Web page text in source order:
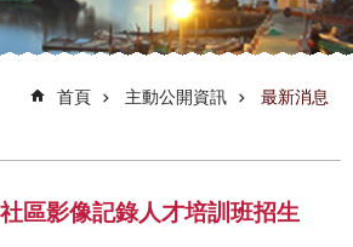
首頁 主動公開資訊 最新消息
區影像記錄人才培訓班招生